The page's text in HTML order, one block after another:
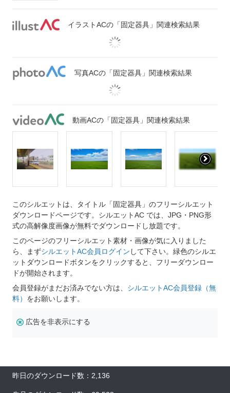
イラストACの「固定器具」関連検索結果
写真ACの「固定器具」関連検索結果
動画ACの「固定器具」関連検索結果
このシルエットは、タイトル「固定器具」のフリーシルエット
ダウンロードページです。シルエットAC では、JPG・PNG形
式の高解像度画像が無料でダウンロードし放題です。
このページのフリーシルエット素材・画像が気に入りました
ら、まずシルエットAC会員ログイン して下さい。緑色のシルエ
ットダウンロードボタンをクリックすると、フリーダウンロー
ドが開始されます。
会員登録がまだお済みでない方は、 シルエットAC会員登録（無
料） をお願いします。
広告を非表示にする
昨日のダウンロード数：2,136